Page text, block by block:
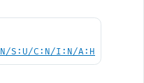
S:U/C:N/I:N/A:H